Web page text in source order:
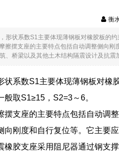
衡
形状系数S1主要体现薄钢板对橡胶板的
擦摆支座的主要特点包括自动调整侧向
、桥梁以及其他土木结构隔震设计及抗震
状系数S1主要体现薄钢板对橡
般取S1≥15，S2=3～6。
摆支座的主要特点包括自动调
向刚度和自行复位等。它主要
橡胶支座采用阻尼器通过钢支